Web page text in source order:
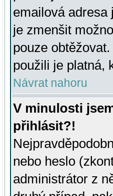
emailová adresa
je zmenšit
pouze
použili je platná,
Návrat nahoru
V minulosti
přihlásit?!
nebo heslo
administrátor z